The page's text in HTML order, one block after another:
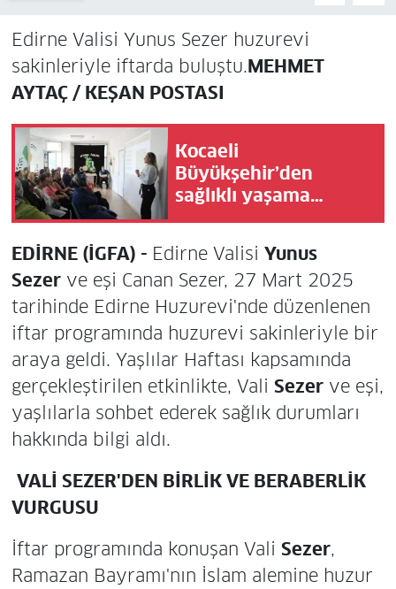
Edirne Valisi Yunus Sezer huzurevi
sakinleriyle iftarda buluştu.MEHMET
AYTAÇ / KEŞAN POSTASI
Kocaeli
Büyükşehir’den
sağlıklı yaşama
destek
EDİRNE (İGFA) - Edirne Valisi Yunus
Sezerve eşi Canan Sezer, 27 Mart 2025
tarihinde Edirne Huzurevi'nde düzenlenen
iftar programında huzurevi sakinleriyle bir
araya geldi. Yaşlılar Haftası kapsamında
gerçekleştirilen etkinlikte, Vali Sezerve eşi,
yaşlılarla sohbet ederek sağlık durumları
hakkında bilgi aldı.
VALİ SEZER'DEN BİRLİK VE BERABERLİK
VURGUSU
İftar programında konuşan Vali Sezer,
Ramazan Bayramı'nın İslam alemine huzur